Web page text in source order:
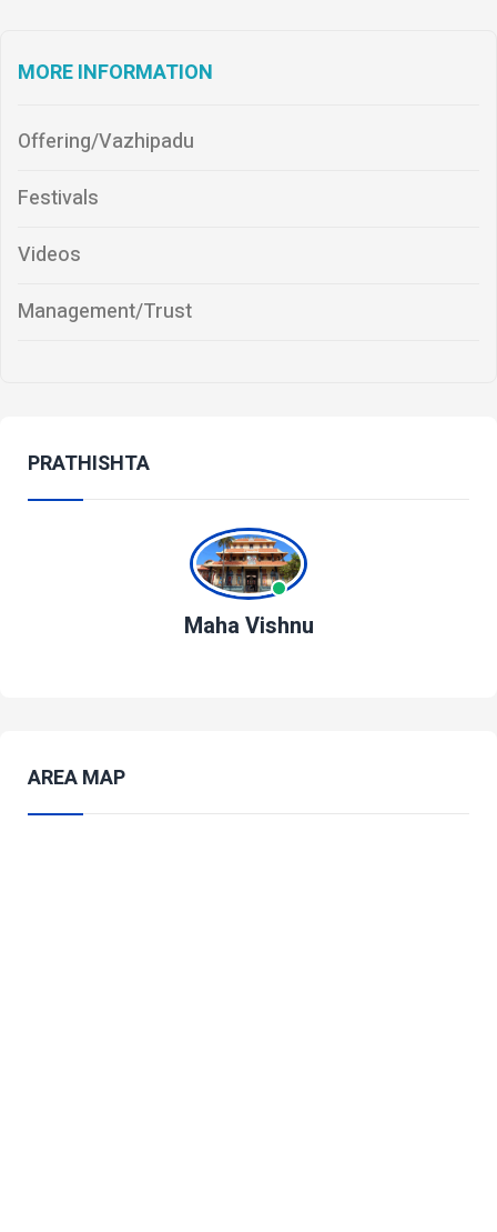
MORE INFORMATION
Offering/Vazhipadu
Festivals
Videos
Management/Trust
PRATHISHTA
Maha Vishnu
AREA MAP